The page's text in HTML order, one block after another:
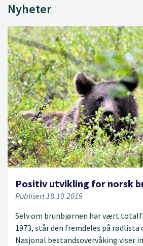
Nyheter
Positiv utvikling for norsk
Publisert 18.10.2019
Selv om brunbjørnen har vært
1973, står den fremdeles på rødlista
Nasjonal bestandsovervåking viser